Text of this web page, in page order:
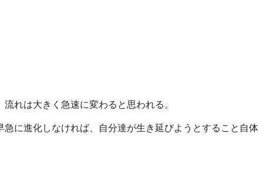
れは大きく急速に変わると思われる。
に進化しなければ、自分達が生き延びようとすること自体